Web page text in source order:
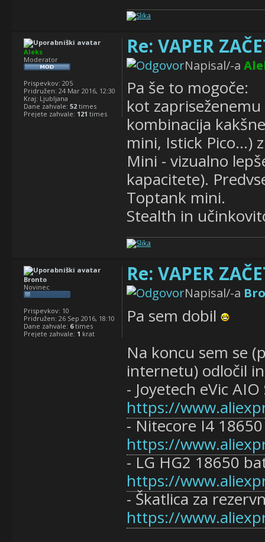
Re: VAPER
Napisal/-a
Pa še to mogoče:
kot
kombinacija
mini, Istick Pico...)
Mini - vizualno
kapacitete).
Toptank mini.
Stealth in
Aleks
Moderator
Prispevkov: 205
Pridružen: 24 Mar 2016, 12:30
Kraj: Ljubljana
Dane zahvale: 52 times
Prejete zahvale: 121 times
Re: VAPER
Napisal/-a
Pa sem dobil
Na koncu sem se
internetu) odločil
- Joyetech eVic
https://
- Nitecore I4
https://
- LG HG2 18650
https://
- Škatlica za
https://
Bronto
Novinec
Prispevkov: 10
Pridružen: 26 Sep 2016, 18:10
Dane zahvale: 6times
Prejete zahvale: 1 krat